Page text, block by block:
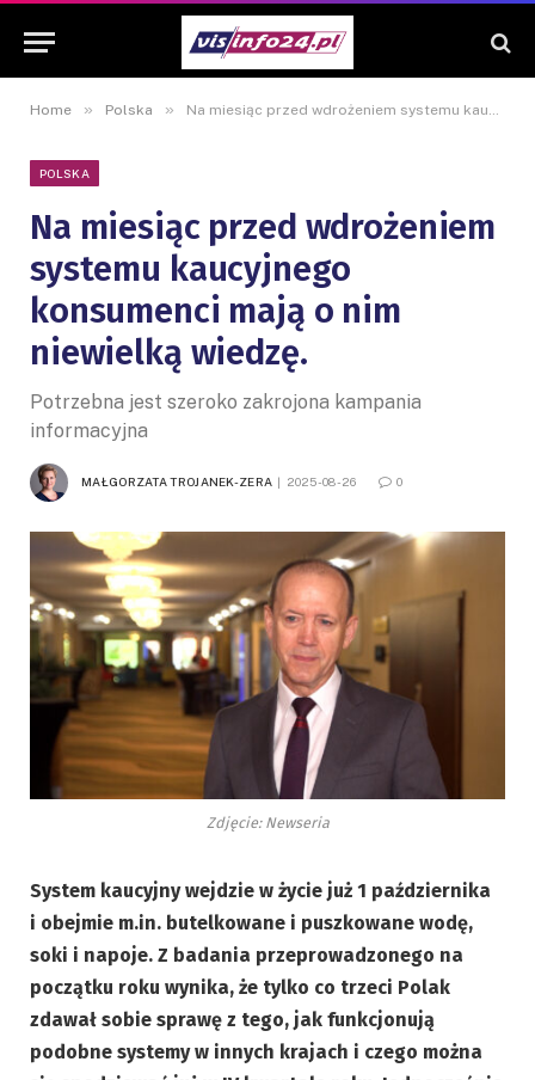
Home » Polska » Na miesiąc przed wdrożeniem systemu kaucyjnego konsumenci mają o nim niewielką wiedzę.
POLSKA
Na miesiąc przed wdrożeniem
systemu kaucyjnego
konsumenci mają o nim
niewielką wiedzę.
Potrzebna jest szeroko zakrojona kampania
informacyjna
MAŁGORZATA TROJANEK-ZERA 2025-08-26 0
Zdjęcie: Newseria
System kaucyjny wejdzie w życie już 1 października
i obejmie m.in. butelkowane i puszkowane wodę,
soki i napoje. Z badania przeprowadzonego na
początku roku wynika, że tylko co trzeci Polak
zdawał sobie sprawę z tego, jak funkcjonują
podobne systemy w innych krajach i czego można